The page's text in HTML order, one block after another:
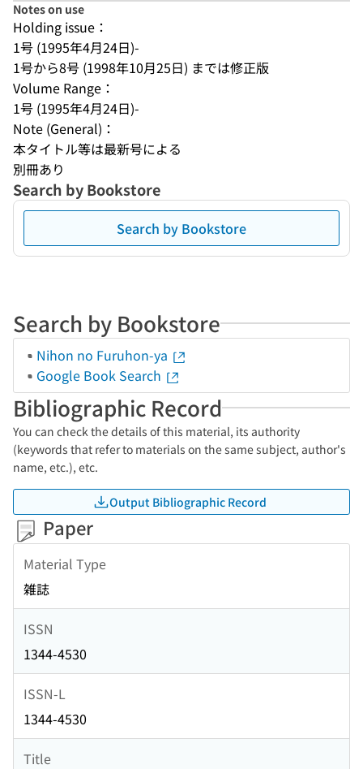
Notes on use
Holding issue：
1号 (1995年4月24日)-
1号から8号 (1998年10月25日) までは修正版
Volume Range：
1号 (1995年4月24日)-
Note (General)：
本タイトル等は最新号による
別冊あり
Search by Bookstore
Search by Bookstore
Search by Bookstore
Nihon no Furuhon-ya
Google Book Search
Bibliographic Record
You can check the details of this material, its authority
(keywords that refer to materials on the same subject, author's
name, etc.), etc.
Output Bibliographic Record
Paper
Material Type
雑誌
ISSN
1344-4530
ISSN-L
1344-4530
Title